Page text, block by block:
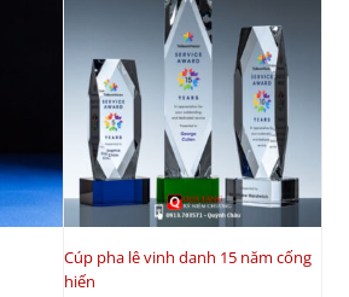
Cúp pha lê vinh danh 15 năm cống
hiến